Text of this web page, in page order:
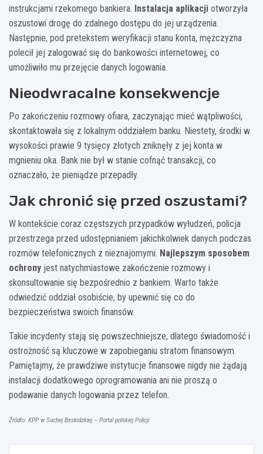
instrukcjami rzekomego bankiera. Instalacja aplikacji otworzyła
oszustowi drogę do zdalnego dostępu do jej urządzenia.
Następnie, pod pretekstem weryfikacji stanu konta, mężczyzna
polecił jej zalogować się do bankowości internetowej, co
umożliwiło mu przejęcie danych logowania.
Nieodwracalne konsekwencje
Po zakończeniu rozmowy ofiara, zaczynając mieć wątpliwości,
skontaktowała się z lokalnym oddziałem banku. Niestety, środki w
wysokości prawie 9 tysięcy złotych zniknęły z jej konta w
mgnieniu oka. Bank nie był w stanie cofnąć transakcji, co
oznaczało, że pieniądze przepadły.
Jak chronić się przed oszustami?
W kontekście coraz częstszych przypadków wyłudzeń, policja
przestrzega przed udostępnianiem jakichkolwiek danych podczas
rozmów telefonicznych z nieznajomymi. Najlepszym sposobem
ochrony jest natychmiastowe zakończenie rozmowy i
skonsultowanie się bezpośrednio z bankiem. Warto także
odwiedzić oddział osobiście, by upewnić się co do
bezpieczeństwa swoich finansów.
Takie incydenty stają się powszechniejsze, dlatego świadomość i
ostrożność są kluczowe w zapobieganiu stratom finansowym.
Pamiętajmy, że prawdziwe instytucje finansowe nigdy nie żądają
instalacji dodatkowego oprogramowania ani nie proszą o
podawanie danych logowania przez telefon.
Źródło: KPP w Suchej Beskidzkiej – Portal polskiej Policji